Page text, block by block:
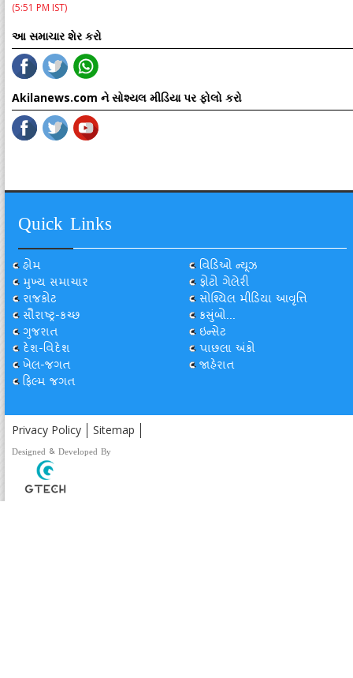
(5:51 PM IST)
આ સમાચાર શેર કરો
Akilanews.com ને સોશ્યલ મીડિયા પર ફોલો કરો
Quick Links
હોમ
મુખ્ય સમાચાર
રાજકોટ
સૌરાષ્ટ્ર-કચ્છ
ગુજરાત
દેશ-વિદેશ
ખેલ-જગત
ફિલ્મ જગત
વિડિઓ ન્યૂઝ
ફોટો ગેલેરી
સોશ્યિલ મીડિયા આવૃત્તિ
કસુંબો...
ઇન્સેટ
પાછલા અંકો
જાહેરાત
Privacy Policy Sitemap
Designed & Developed By